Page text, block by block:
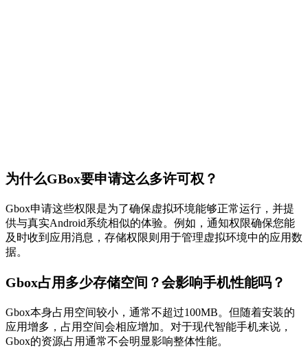
为什么GBox要申请这么多许可权？
Gbox申请这些权限是为了确保虚拟环境能够正常运行，并提
供与真实Android系统相似的体验。例如，通知权限确保您能
及时收到应用消息，存储权限则用于管理虚拟环境中的应用数
据。
Gbox占用多少存储空间？会影响手机性能吗？
Gbox本身占用空间较小，通常不超过100MB。但随着安装的
应用增多，占用空间会相应增加。对于现代智能手机来说，
Gbox的资源占用通常不会明显影响整体性能。